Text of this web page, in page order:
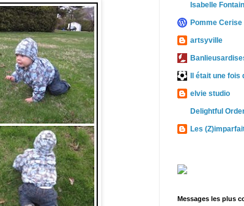
Isabelle
Pomme Cerise
artsyville
Il était une fois
elvie studio
Delightful
Les
Messages les plus